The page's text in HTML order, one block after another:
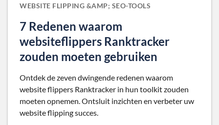
WEBSITE FLIPPING &AMP; SEO-TOOLS
7 Redenen waarom
websiteflippers Ranktracker
zouden moeten gebruiken
Ontdek de zeven dwingende redenen waarom
website flippers Ranktracker in hun toolkit zouden
moeten opnemen. Ontsluit inzichten en verbeter uw
website flipping succes.